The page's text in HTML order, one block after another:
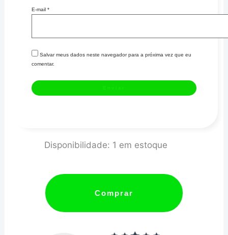
E-mail *
Salvar meus dados neste navegador para a próxima vez que eu
comentar.
Disponibilidade: 1 em estoque
60MM/ELETR/12V/BLACK
quantidade
Comprar